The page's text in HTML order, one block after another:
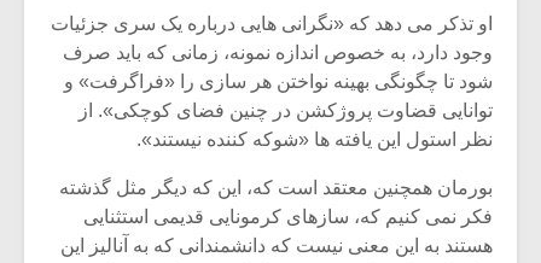
او تذکر می دهد که «نگرانی هایی درباره یک سری جزئیات
وجود دارد، به خصوص اندازه نمونه، زمانی که باید صرف
شود تا چگونگی بهینه نواختن هر سازی را «فراگرفت» و
توانایی قضاوت پروژکشن در چنین فضای کوچکی». از
نظر استول این یافته ها «شوکه کننده نیستند».
بورمان همچنین معتقد است که، این که دیگر مثل گذشته
فکر نمی کنیم که، سازهای کرمونایی قدیمی استثنایی
هستند به این معنی نیست که دانشمندانی که به آنالیز این
میکلوش روژا
متن فیلم «متری
شیش و نیم»
موریس ژار
موسیقی
برگزار